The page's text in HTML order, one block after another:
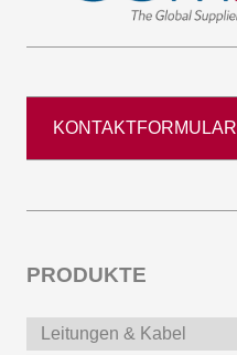
KONTAKTFORMULAR
PRODUKTE
Leitungen & Kabel